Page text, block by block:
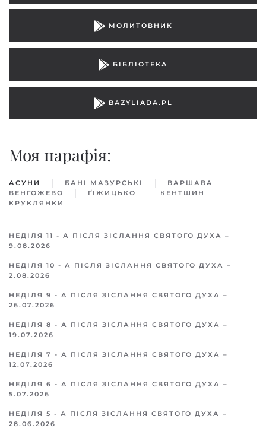
МОЛИТОВНИК
БІБЛІОТЕКА
BAZYLIADA.PL
Моя парафiя:
АСУНИ БАНІ МАЗУРСЬКІ
ВАРШАВA
ВЕНГОЖЕВО
ҐІЖИЦЬКO
КЕНТШИН
КРУКЛЯНКИ
НЕДІЛЯ 11 - А ПІСЛЯ ЗІСЛАННЯ СВЯТОГО ДУХА –
9.08.2026
НЕДІЛЯ 10 - А ПІСЛЯ ЗІСЛАННЯ СВЯТОГО ДУХА –
2.08.2026
НЕДІЛЯ 9 - А ПІСЛЯ ЗІСЛАННЯ СВЯТОГО ДУХА –
26.07.2026
НЕДІЛЯ 8 - А ПІСЛЯ ЗІСЛАННЯ СВЯТОГО ДУХА –
19.07.2026
НЕДІЛЯ 7 - А ПІСЛЯ ЗІСЛАННЯ СВЯТОГО ДУХА –
12.07.2026
НЕДІЛЯ 6 - А ПІСЛЯ ЗІСЛАННЯ СВЯТОГО ДУХА –
5.07.2026
НЕДІЛЯ 5 - А ПІСЛЯ ЗІСЛАННЯ СВЯТОГО ДУХА –
28.06.2026